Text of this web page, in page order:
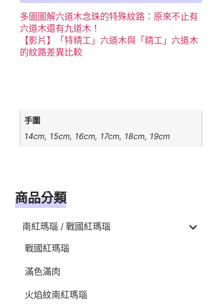
商品分類
南紅瑪瑙 / 戰國紅瑪瑙
戰國紅瑪瑙
滿色滿肉
火焰紋南紅瑪瑙
多圖圖解六道木念珠的特殊紋路：原來不止有
六道木還有九道木！
【影片】「特精工」六道木與「精工」六道木
的紋路差異比較
手圍
14cm, 15cm, 16cm, 17cm, 18cm, 19cm